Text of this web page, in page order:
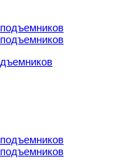
"СИВИК"